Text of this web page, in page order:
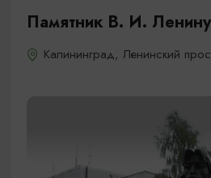
Памятник В. И. Ленину
Калининград, Ленинский